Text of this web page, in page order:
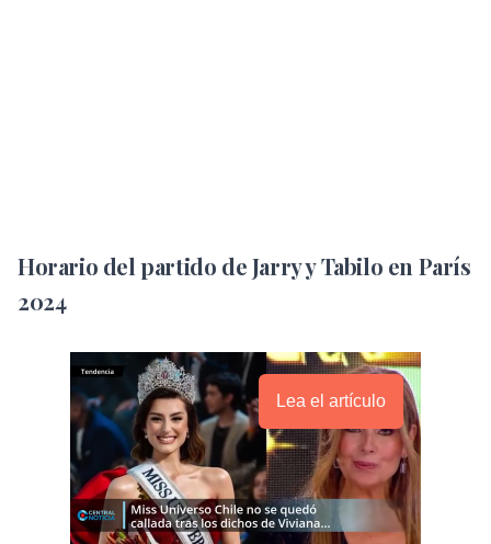
Horario del partido de Jarry y Tabilo en París
2024
Lea el artículo